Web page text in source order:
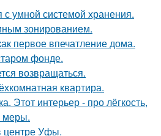
с умной системой хранения.
зонированием.
первое впечатление дома.
фонде.
возвращаться.
квартира.
Этот интерьер - про лёгкость,
меры.
центре Уфы.